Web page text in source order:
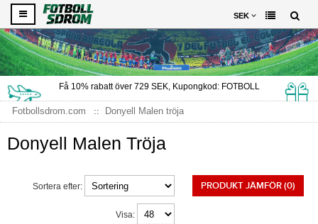
SEK
Få 10%rabatt över 729SEK, Kupongkod: FOTBOLL
Fotbollsdrom.com Donyell Malen tröja
Donyell Malen Tröja
PRODUKT JÄMFÖR (0)
Sortera efter:
Visa: